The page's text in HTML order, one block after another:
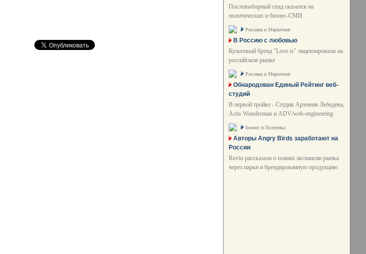
Послевыборный спад сказался на
политических и бизнес-СМИ
Реклама и Маркетинг
В Россию с любовью
Культовый бренд "Love is" лицензировали на
российском рынке
Реклама и Маркетинг
Обнародован Единый Рейтинг веб-
студий
В первой тройке - Студия Артемия Лебедева,
Actis Wunderman и ADV/web-engineering
Бизнес и Политика
Авторы Angry Birds заработают на
России
Rovio рассказала о планах экспансии рынка
через парки и брендированную продукцию